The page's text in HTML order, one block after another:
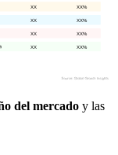
XX%
XX
XX%
XX
XX%
XX
XX%
XX
del mercado y las